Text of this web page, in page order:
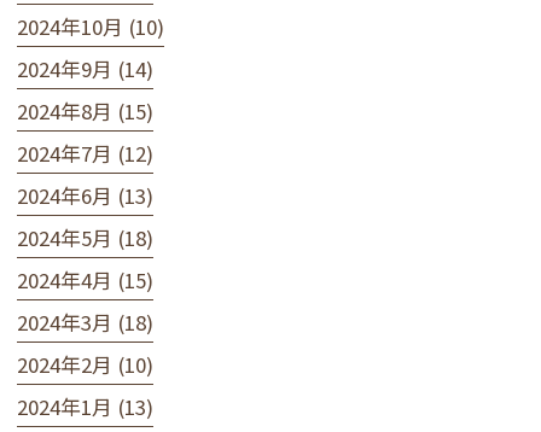
2024年10月 (10)
2024年9月 (14)
2024年8月 (15)
2024年7月 (12)
2024年6月 (13)
2024年5月 (18)
2024年4月 (15)
2024年3月 (18)
2024年2月 (10)
2024年1月 (13)